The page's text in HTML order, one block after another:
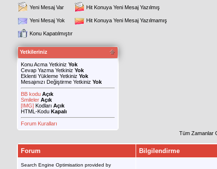
Yeni Mesaj Var Hit Konuya Yeni Mesaj Yazılmış
Yeni Mesaj Yok Hit Konuya Yeni Mesaj Yazılmamış
Konu Kapatılmıştır
Yetkileriniz
Konu Acma Yetkiniz Yok
Cevap Yazma Yetkiniz Yok
Eklenti Yükleme Yetkiniz Yok
Mesajınızı Değiştirme Yetkiniz Yok
BB kodu Açık
Smileler Açık
[IMG] Kodları Açık
HTML-Kodu Kapalı
Forum Kuralları
Tüm Zamanlar
Forum Bilgilendirme
Search Engine Optimisation provided by